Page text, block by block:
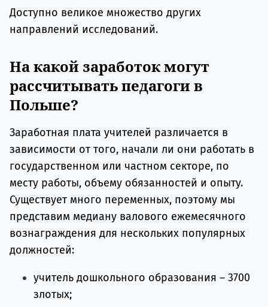
Доступно великое множество других
направлений исследований.
На какой заработок могут
рассчитывать педагоги в
Польше?
Заработная плата учителей различается в
зависимости от того, начали ли они работать в
государственном или частном секторе, по
месту работы, объему обязанностей и опыту.
Существует много переменных, поэтому мы
представим медиану валового ежемесячного
вознаграждения для нескольких популярных
должностей:
учитель дошкольного образования – 3700
злотых;